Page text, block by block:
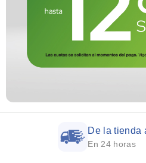
De la tienda
En 24 horas